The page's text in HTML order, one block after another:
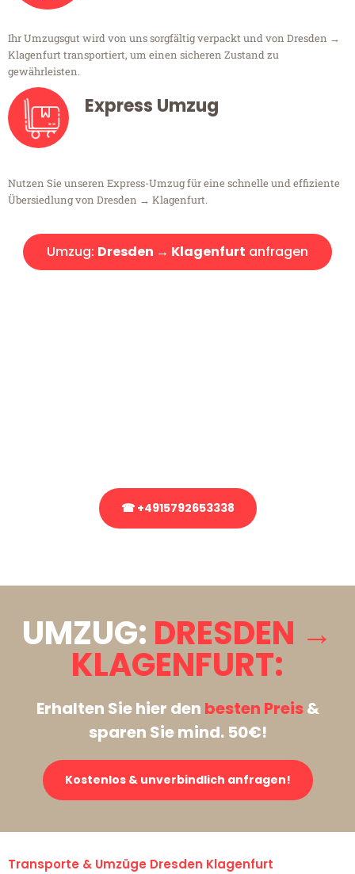
Ihr Umzugsgut wird von uns sorgfältig verpackt und von Dresden →
Klagenfurt transportiert, um einen sicheren Zustand zu
gewährleisten.
Express Umzug
Nutzen Sie unseren Express-Umzug für eine schnelle und effiziente
Übersiedlung von Dresden → Klagenfurt.
Umzug: Dresden → Klagenfurt anfragen
☎ +4915792653338
UMZUG: DRESDEN →
KLAGENFURT:
Erhalten Sie hier den besten Preis&
sparen Sie mind. 50€!
Kostenlos & unverbindlich anfragen!
Transporte & Umzüge Dresden Klagenfurt